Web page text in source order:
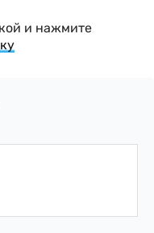
и нажмите